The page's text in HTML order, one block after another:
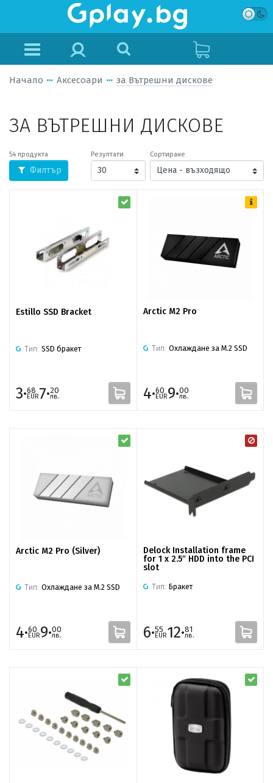
Начало Аксесоари за Вътрешни дискове
ЗА ВЪТРЕШНИ ДИСКОВЕ
54 продукта
Филтър
Резултати Сортиране
Estillo SSD Bracket
Тип: SSD бракет
3·68
EUR7·20
лв.
Arctic M2 Pro
Тип: Охлаждане за M.2 SSD
4·60
EUR9·00
лв.
Arctic M2 Pro (Silver)
Тип: Охлаждане за M.2 SSD
4·60
EUR9·00
лв.
Delock Installation frame
for 1 x 2.5″ HDD into the PCI
slot
Тип: Бракет
6·55
EUR12·81
лв.